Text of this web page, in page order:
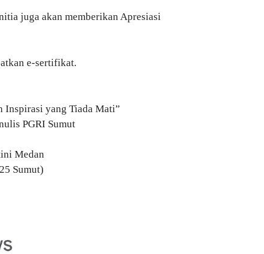
juga akan memberikan Apresiasi
e-sertifikat.
Inspirasi yang Tiada Mati”
PGRI Sumut
Medan
Sumut)